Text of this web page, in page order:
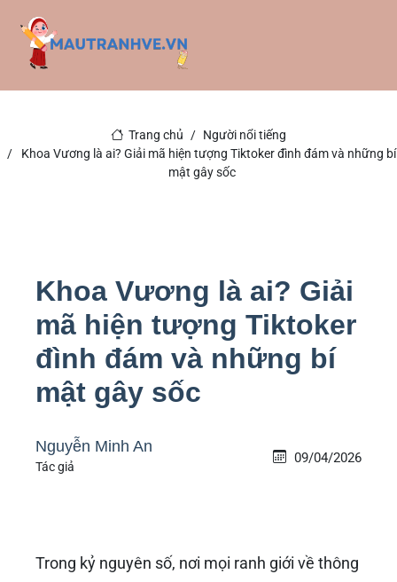
Trang chủ
Người nổi tiếng
Khoa Vương là ai? Giải mã hiện tượng Tiktoker đình đám và những bí
mật gây sốc
Khoa Vương là ai? Giải
mã hiện tượng Tiktoker
đình đám và những bí
mật gây sốc
Nguyễn Minh An
Tác giả
09/04/2026
Trong kỷ nguyên số, nơi mọi ranh giới về thông